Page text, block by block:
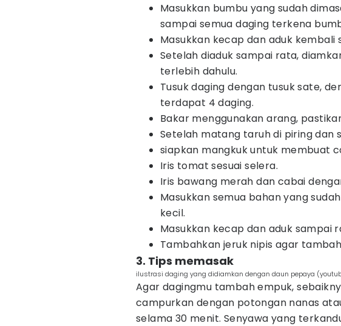
Masukkan bumbu yang sudah
sampai semua daging terkena
Masukkan kecap dan aduk kembali
Setelah diaduk sampai rata,
terlebih dahulu.
Tusuk daging dengan tusuk sate,
terdapat 4 daging.
Bakar menggunakan arang,
Setelah matang taruh di piring dan
siapkan mangkuk untuk membuat
Iris tomat sesuai selera.
Iris bawang merah dan cabai
Masukkan semua bahan yang
kecil.
Masukkan kecap dan aduk sampai
Tambahkan jeruk nipis agar
3. Tips memasak
ilustrasi daging yang didiamkan dengan daun pepaya
Agar dagingmu tambah empuk,
campurkan dengan potongan nanas
selama 30 menit. Senyawa yang